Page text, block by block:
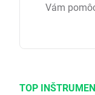
Vám
TOP